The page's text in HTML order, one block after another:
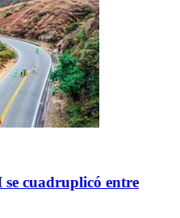
cuadruplicó entre